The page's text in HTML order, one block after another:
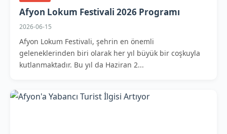
Afyon Lokum Festivali 2026 Programı
2026-06-15
Afyon Lokum Festivali, şehrin en önemli
geleneklerinden biri olarak her yıl büyük bir coşkuyla
kutlanmaktadır. Bu yıl da Haziran 2...